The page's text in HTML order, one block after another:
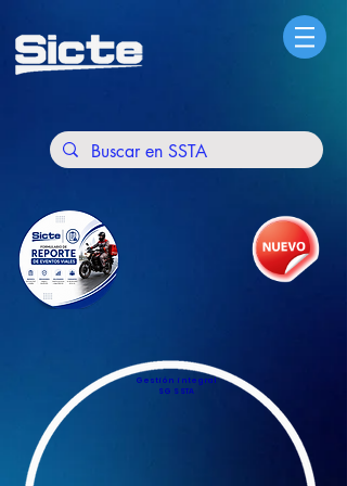
Gestión integral
SG SSTA